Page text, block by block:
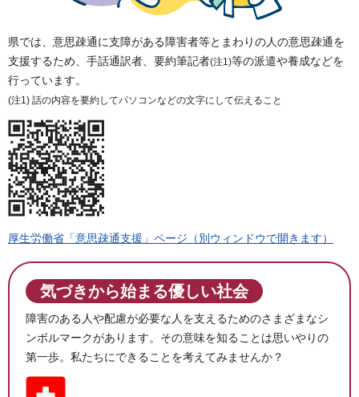
県では、意思疎通に支障がある障害者等とまわりの人の意思疎通を
支援するため、手話通訳者、要約筆記者(注1)等の派遣や養成などを
行っています。
(注1) 話の内容を要約してパソコンなどの文字にして伝えること
厚生労働省「意思疎通支援」ページ（別ウィンドウで開きます）
気づきから始まる優しい社会
障害のある人や配慮が必要な人を支えるためのさまざまなシ
ンボルマークがあります。その意味を知ることは思いやりの
第一歩。私たちにできることを考えてみませんか？